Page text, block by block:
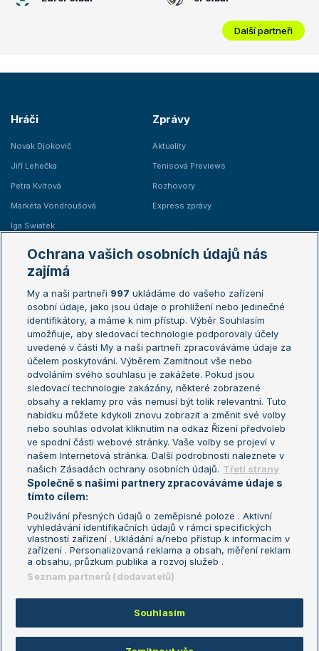
Další partneři
Hráči
Novak Djokovič
Jiří Lehečka
Petra Kvitová
Markéta Vondroušová
Iga Swiatek
Zprávy
Aktuality
Tenisová Previews
Rozhovory
Express zprávy
Žebříčky
Žebříček ATP (muži)
Žebříček WTA (ženy)
Sázkařský žebříček
Australian Open
French Open
Wimbledon
US Open
Turnaj mistrů
Turnaj mistryň
Aktualní trendy
Fotbalové přestupy
Livesport Daily
LS Prague Open
Podmínky užití
Nastavení soukromí
GDPR a žurnalistika
Reklama
Kontakt
Informace o zpracování osobních
údajů
Copyright © 2008-2026 TenisPortal.cz. Využíváme zpravodajství ČTK.
Ochrana vašich osobních údajů nás
zajímá
My a naši partneři 997 ukládáme do vašeho zařízení
osobní údaje, jako jsou údaje o prohlížení nebo jedinečné
identifikátory, a máme k nim přístup. Výběr Souhlasím
umožňuje, aby sledovací technologie podporovaly účely
uvedené v části My a naši partneři zpracováváme údaje za
účelem poskytování. Výběrem Zamítnout vše nebo
odvoláním svého souhlasu je zakážete. Pokud jsou
sledovací technologie zakázány, některé zobrazené
obsahy a reklamy pro vás nemusí být tolik relevantní. Tuto
nabídku můžete kdykoli znovu zobrazit a změnit své volby
nebo souhlas odvolat kliknutím na odkaz Řízení předvoleb
ve spodní části webové stránky. Vaše volby se projeví v
našem Internetová stránka. Další podrobnosti naleznete v
našich Zásadách ochrany osobních údajů. Třetí strany
Společně s našimi partnery zpracováváme údaje s
tímto cílem:
Používání přesných údajů o zeměpisné poloze . Aktivní
vyhledávání identifikačních údajů v rámci specifických
vlastností zařízení . Ukládání a/nebo přístup k informacím v
zařízení . Personalizovaná reklama a obsah, měření reklam
a obsahu, průzkum publika a rozvoj služeb .
Seznam partnerů (dodavatelů)
Souhlasím